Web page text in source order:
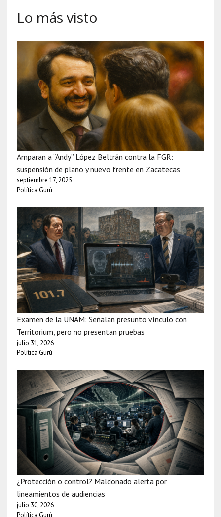
Lo más visto
Amparan a “Andy” López Beltrán contra la FGR:
suspensión de plano y nuevo frente en Zacatecas
septiembre 17, 2025
Política Gurú
Examen de la UNAM: Señalan presunto vínculo con
Territorium, pero no presentan pruebas
julio 31, 2026
Política Gurú
¿Protección o control? Maldonado alerta por
lineamientos de audiencias
julio 30, 2026
Política Gurú